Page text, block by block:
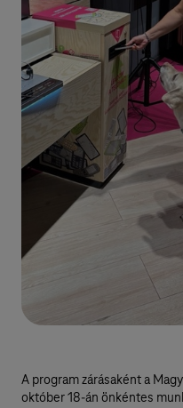
A program zárásaként a
október 18-án önkéntes